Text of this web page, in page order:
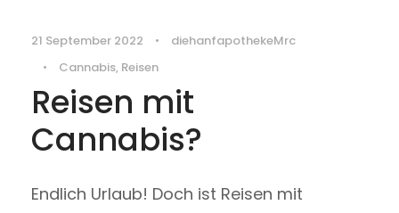
21 September 2022 •
diehanfapothekeMrc
•
Cannabis, Reisen
Reisen mit
Cannabis?
Endlich Urlaub! Doch ist Reisen mit